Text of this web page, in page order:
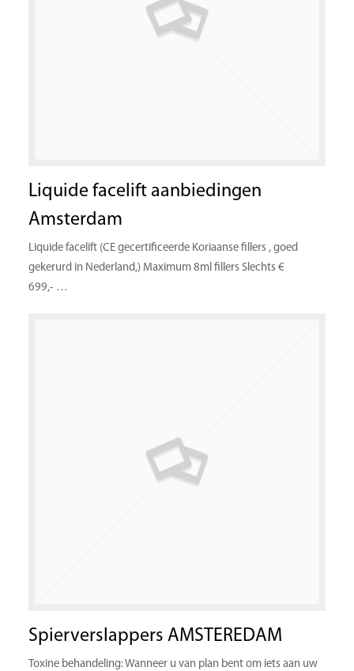
Liquide facelift aanbiedingen
Amsterdam
Liquide facelift (CE gecertificeerde Koriaanse fillers , goed
gekerurd in Nederland,) Maximum 8ml fillers Slechts €
699,- …
Spierverslappers AMSTEREDAM
Toxine behandeling: Wanneer u van plan bent om iets aan uw